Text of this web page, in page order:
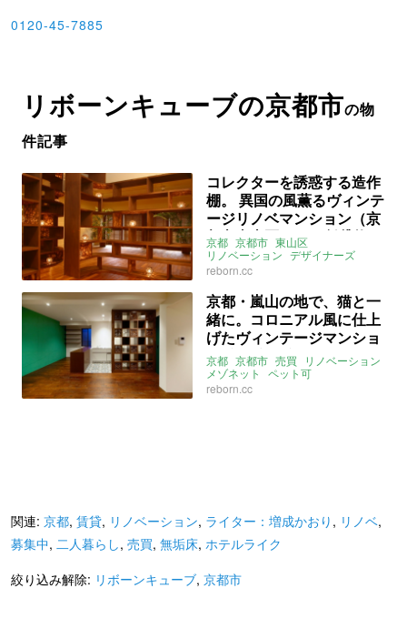
0120-45-7885
リボーンキューブの京都市の物
件記事
コレクターを誘惑する造作
棚。 異国の風薫るヴィンテ
ージリノベマンション（京
都市東山区56㎡の賃貸物
件）
京都 京都市 東山区
リノベーション デザイナーズ
マンション
ヴィンテージマンション
リボーンキューブ
賃貸
reborn.cc
京都・嵐山の地で、猫と一
緒に。コロニアル風に仕上
げたヴィンテージマンショ
ン(京都市右京区89㎡の売
買物件)
京都 京都市 売買
リノベーション
メゾネット
ペット可
ライター：くまのなな
リボーンキューブ
reborn.cc
関連: 京都, 賃貸, リノベーション, ライター：増成かおり , リノベ,
募集中, 二人暮らし, 売買, 無垢床, ホテルライク
絞り込み解除: リボーンキューブ, 京都市